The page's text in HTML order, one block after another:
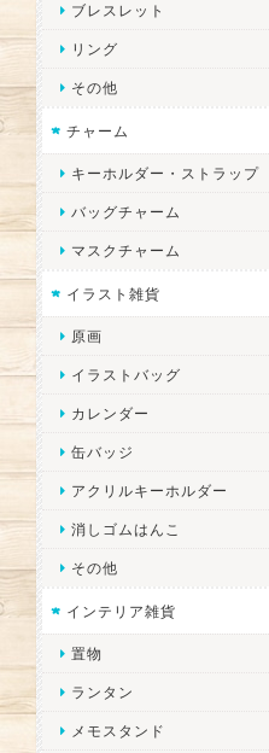
ブレスレット
リング
その他
チャーム
キーホルダー・ストラップ
バッグチャーム
マスクチャーム
イラスト雑貨
原画
イラストバッグ
カレンダー
缶バッジ
アクリルキーホルダー
消しゴムはんこ
その他
インテリア雑貨
置物
ランタン
メモスタンド